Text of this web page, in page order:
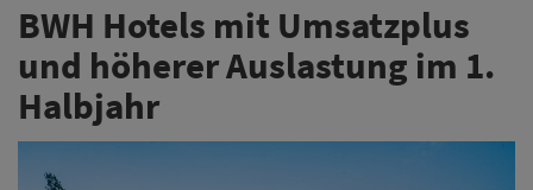
BWH Hotels mit Umsatzplus
und höherer Auslastung im 1.
Halbjahr